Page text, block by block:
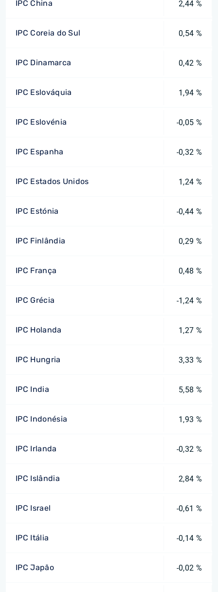
IPC China 2,44 %
IPC Coreia do Sul 0,54 %
IPC Dinamarca 0,42 %
IPC Eslováquia 1,94 %
IPC Eslovénia -0,05 %
IPC Espanha -0,32 %
IPC Estados Unidos 1,24 %
IPC Estónia -0,44 %
IPC Finlândia 0,29 %
IPC França 0,48 %
IPC Grécia -1,24 %
IPC Holanda 1,27 %
IPC Hungria 3,33 %
IPC India 5,58 %
IPC Indonésia 1,93 %
IPC Irlanda -0,32 %
IPC Islândia 2,84 %
IPC Israel -0,61 %
IPC Itália -0,14 %
IPC Japão -0,02 %